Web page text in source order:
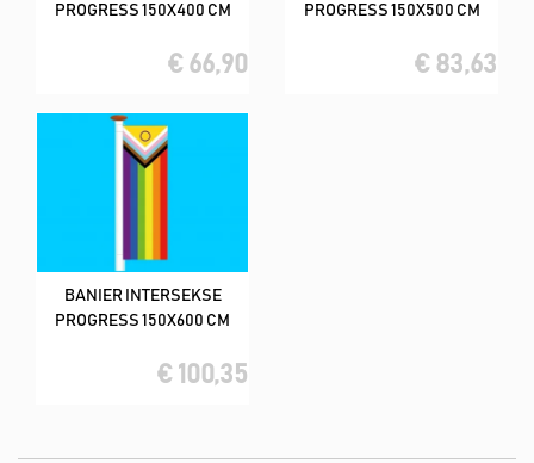
PROGRESS 150X400 CM
€ 66,90
PROGRESS 150X500 CM
€ 83,63
BANIER INTERSEKSE
PROGRESS 150X600 CM
€ 100,35